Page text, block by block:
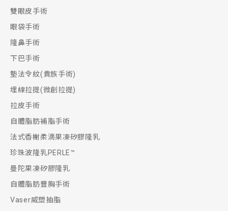
雙眼皮手術
眼袋手術
隆鼻手術
下巴手術
墊法令紋(貴族手術)
埋線拉提(微創拉提)
拉皮手術
自體脂肪補脂手術
法式香榭柔滴果凍矽膠隆乳
珍珠波隆乳PERLE™
曼陀果凍矽膠隆乳
自體脂肪豐胸手術
Vaser威塑抽脂